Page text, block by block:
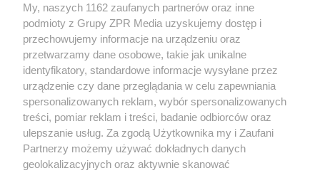
PIŁKA NOŻNA
Górnik Zabrze pewnie wygrywa z
Radomiakiem. Dwa gole Petera
Gonzaleza
My, naszych 1162 zaufanych partnerów oraz inne
podmioty z Grupy ZPR Media uzyskujemy dostęp i
przechowujemy informacje na urządzeniu oraz
przetwarzamy dane osobowe, takie jak unikalne
identyfikatory, standardowe informacje wysyłane przez
urządzenie czy dane przeglądania w celu zapewniania
spersonalizowanych reklam, wybór spersonalizowanych
treści, pomiar reklam i treści, badanie odbiorców oraz
ulepszanie usług. Za zgodą Użytkownika my i Zaufani
Partnerzy możemy używać dokładnych danych
geolokalizacyjnych oraz aktywnie skanować